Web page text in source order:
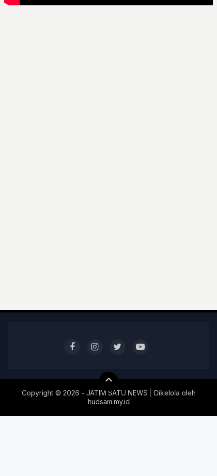
Copyright © 2026 - JATIM SATU NEWS | Dikelola oleh
hudsam.my.id